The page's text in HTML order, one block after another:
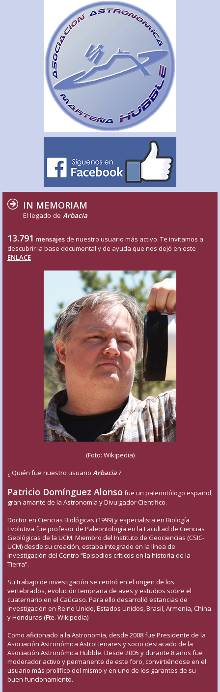
IN MEMORIAM
El legado de Arbacia
13.791 mensajes de nuestro usuario más activo. Te invitamos a
descubrir la base documental y de ayuda que nos dejó en este
ENLACE
(Foto: Wikipedia)
¿ Quién fue nuestro usuario Arbacia?
Patricio Domínguez Alonso fue un paleontólogo español,
gran amante de la Astronomía y Divulgador Científico.
Doctor en Ciencias Biológicas (1999) y especialista en Biología
Evolutiva fue profesor de Paleontología en la Facultad de Ciencias
Geológicas de la UCM. Miembro del Instituto de Geociencias (CSIC-
UCM) desde su creación, estaba integrado en la línea de
Investigación del Centro “Episodios críticos en la historia de la
Tierra”.
Su trabajo de investigación se centró en el origen de los
vertebrados, evolución temprana de aves y estudios sobre el
cuaternario en el Caúcaso. Para ello desarrolló estancias de
investigación en Reino Unido, Estados Unidos, Brasil, Armenia, China
y Honduras (Fte. Wikipedia)
Como aficionado a la Astronomía, desde 2008 fue Presidente de la
Asociación Astronómica AstroHenares y socio destacado de la
Asociación Astronómica Hubble. Desde 2005 y durante 8 años fue
moderador activo y permanente de este foro, convirtiéndose en el
usuario más prolífico del mismo y en uno de los garantes de su
buen funcionamiento.